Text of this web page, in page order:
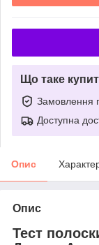
Що таке
Замовлення
Доступна
Опис
Опис
Тест